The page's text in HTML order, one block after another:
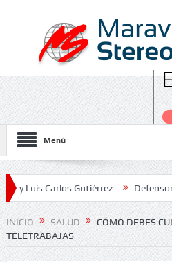
Menú
Gutiérrez Defensoría
2026
INICIO SALUD
CÓMO DEBES
TELETRABAJAS